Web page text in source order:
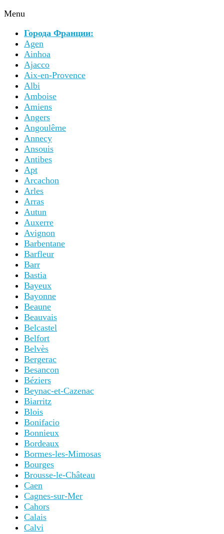
Menu
Города Франции:
Agen
Ainhoa
Ajacco
Aix-en-Provence
Albi
Amboise
Amiens
Angers
Angoulême
Annecy
Ansouis
Antibes
Apt
Arcachon
Arles
Arras
Autun
Auxerre
Avignon
Barbentane
Barfleur
Barr
Bastia
Bayeux
Bayonne
Beaune
Beauvais
Belcastel
Belfort
Belvès
Bergerac
Besancon
Béziers
Beynac-et-Cazenac
Biarritz
Blois
Bonifacio
Bonnieux
Bordeaux
Bormes-les-Mimosas
Bourges
Brousse-le-Château
Caen
Cagnes-sur-Mer
Cahors
Calais
Calvi